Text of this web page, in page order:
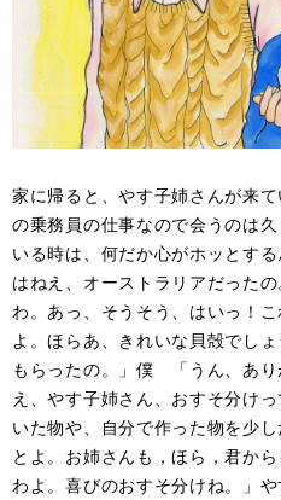
家に帰ると、やす子姉さんが来
の乗務員の仕事なので会うのは
いる時は、何だか心がホッとす
はねえ、オーストラリアだった
わ。あっ、そうそう、はいっ
よ。ほらあ、きれいな貝殻でし
もらったの。」僕 「うん、あ
え、やす子姉さん、おすそ分け
いた物や、自分で作った物を少
とよ。お姉さんも，ほら，君か
わよ。喜びのおすそ分けね。」